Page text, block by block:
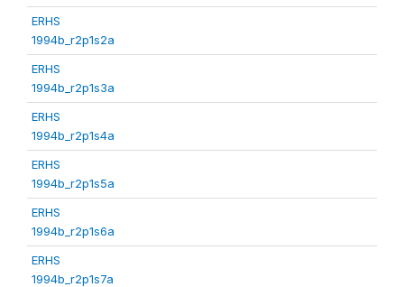
ERHS
1994b_r2p1s2a
ERHS
1994b_r2p1s3a
ERHS
1994b_r2p1s4a
ERHS
1994b_r2p1s5a
ERHS
1994b_r2p1s6a
ERHS
1994b_r2p1s7a